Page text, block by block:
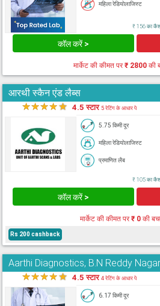
महिला रेडियोलाजिस्ट
₹ 156 का
कॉल करें >
मार्केट की कीमत पर₹ 2800 की
आरथी स्कैन एंड लैब्स
★★★★★ 4.5 स्टार5 रेटिंग के आधार पे
5.75 किमी दूर
महिला रेडियोलाजिस्ट
प्रमाणित लैब
₹ 105 का
कॉल करें >
मार्केट की कीमत पर₹ 0की
Rs 200 cashback
Aarthi Diagnostics, B.N Reddy Nagar
★★★★★ 4.5 स्टार4 रेटिंग के आधार पे
6.17 किमी दूर